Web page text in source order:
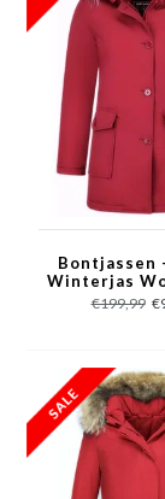
Bontjassen
Winterjas
- Bontkraag
€199,99